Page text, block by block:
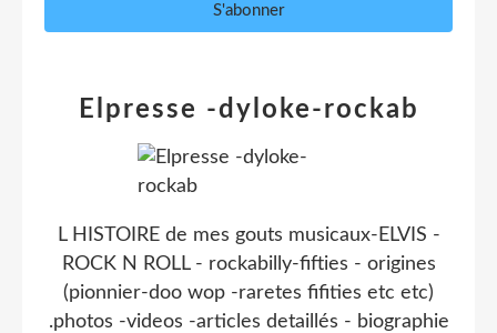
Elpresse -dyloke-rockab
L HISTOIRE de mes gouts musicaux-ELVIS -
ROCK N ROLL - rockabilly-fifties - origines
(pionnier-doo wop -raretes fifities etc etc)
.photos -videos -articles detaillés - biographie